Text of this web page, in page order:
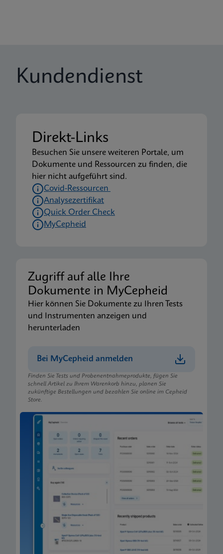
Kundendienst
Direkt-Links
Besuchen Sie unsere weiteren Portale, um
Dokumente und Ressourcen zu finden, die
hier nicht aufgeführt sind.
Covid-Ressourcen
Analysezertifikat
Quick Order Check
MyCepheid
Zugriff auf alle Ihre
Dokumente in MyCepheid
Hier können Sie Dokumente zu Ihren Tests
und Instrumenten anzeigen und
herunterladen
Bei MyCepheid anmelden
Finden Sie Tests und Probenentnahmeprodukte, fügen Sie
schnell Artikel zu Ihrem Warenkorb hinzu, planen Sie
zukünftige Bestellungen und bezahlen Sie online im Cepheid
Store.